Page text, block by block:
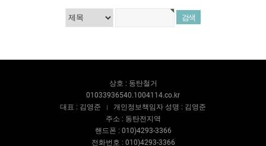
상호 : 동탄철거
01033936540.1004114.co.kr
대표 : 김영준
개인정보책임자 성명 : 김영준
주소 : 동탄전지역
핸드폰 : 010)4293-3366
전화번호 : 010)4293-3366